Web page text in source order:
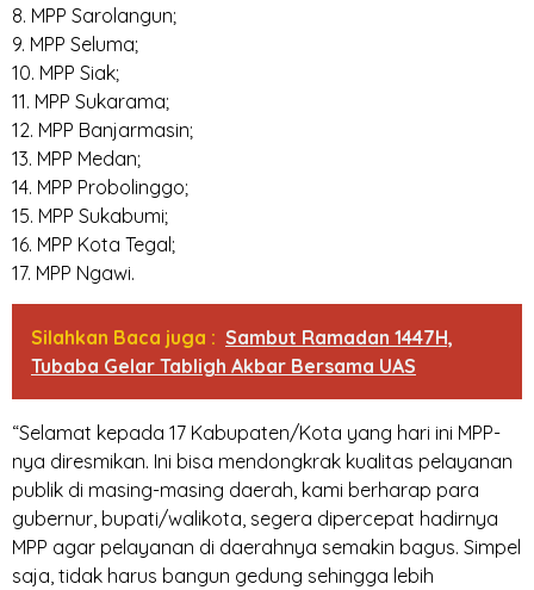
8. MPP Sarolangun;
9. MPP Seluma;
10. MPP Siak;
11. MPP Sukarama;
12. MPP Banjarmasin;
13. MPP Medan;
14. MPP Probolinggo;
15. MPP Sukabumi;
16. MPP Kota Tegal;
17. MPP Ngawi.
Silahkan Baca juga : Sambut Ramadan 1447H,
Tubaba Gelar Tabligh Akbar Bersama UAS
“Selamat kepada 17 Kabupaten/Kota yang hari ini MPP-
nya diresmikan. Ini bisa mendongkrak kualitas pelayanan
publik di masing-masing daerah, kami berharap para
gubernur, bupati/walikota, segera dipercepat hadirnya
MPP agar pelayanan di daerahnya semakin bagus. Simpel
saja, tidak harus bangun gedung sehingga lebih